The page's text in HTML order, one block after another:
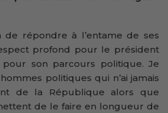
de répondre à l’entame de ses
profond pour le président
son parcours politique. Je
politiques qui n’ai jamais
de la République alors que
de le faire en longueur de